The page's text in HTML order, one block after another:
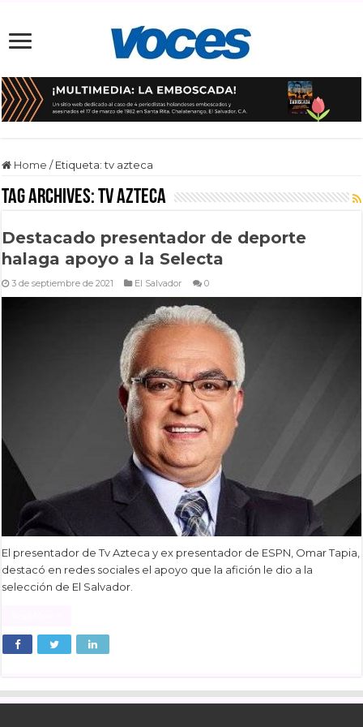
Home / Etiqueta:tv azteca
Tag Archives:tv azteca
Destacado presentador de deporte
halaga apoyo a la Selecta
3 de septiembre de 2021 El Salvador 0
El presentador de Tv Azteca y ex presentador de ESPN, Omar Tapia,
destacó en redes sociales el apoyo que la afición le dio a la
selección de El Salvador.